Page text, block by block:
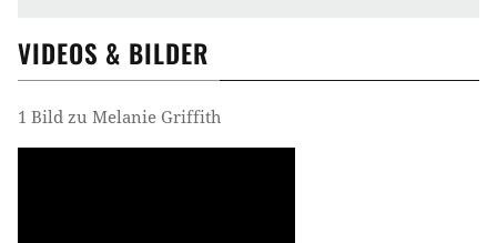
VIDEOS & BILDER
1 Bild zu Melanie Griffith